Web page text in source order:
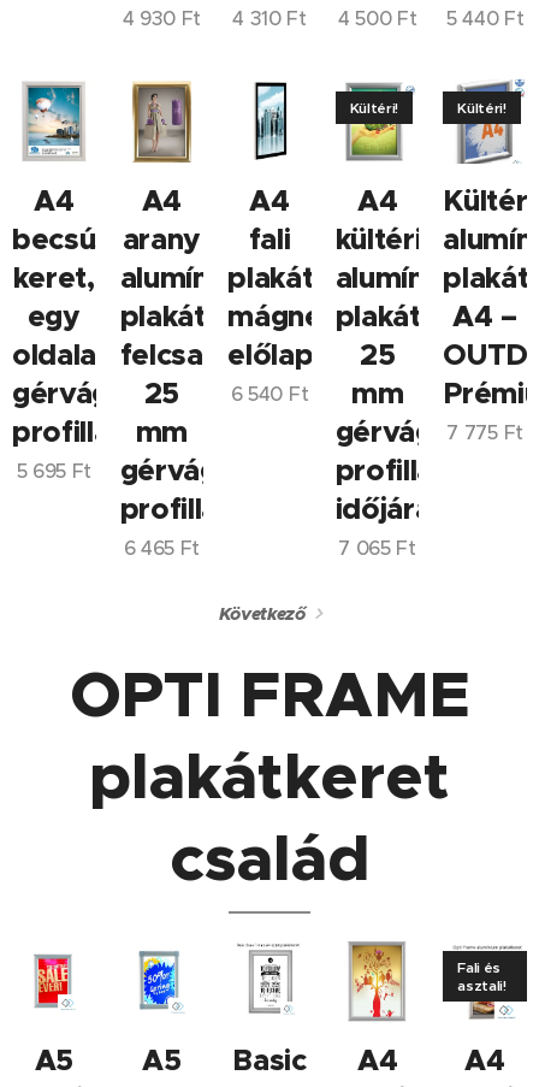
4 930 Ft 4 310Ft 4 500Ft 5 440Ft
A4
becsúsztatós
keret,
egy
oldalas,
gérvágott
profillal
5 695Ft
A4
arany
alumínium
plakátkeret,
felcsapható,
25
mm
gérvágott
profillal
6 465 Ft
A4
fali
plakátkeret,
mágneses
előlappal
6 540 Ft
A4
kültéri
alumínium
plakátkeret,
25
mm
gérvágott
profillal,
időjárásálló
Kültéri!
7 065Ft
Kültéri
A4 –
Kültéri!
7 775Ft
Következő
OPTI FRAME
plakátkeret
család
A5
A5
Basic
A4
A4
Fali és
asztali!